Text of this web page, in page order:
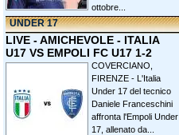
ottobre...
UNDER 17
LIVE - AMICHEVOLE - ITALIA
U17 VS EMPOLI FC U17 1-2
COVERCIANO,
FIRENZE - L'Italia
Under 17 del tecnico
Daniele Franceschini
affronta l'Empoli Under
17, allenato da...